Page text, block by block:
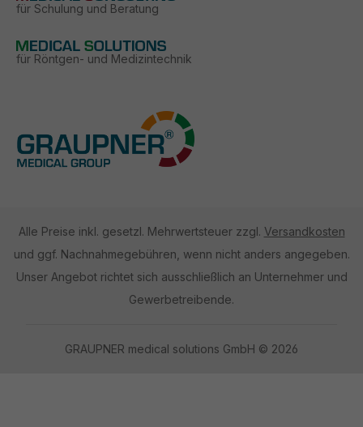
für Schulung und Beratung
für Röntgen- und Medizintechnik
Alle Preise inkl. gesetzl. Mehrwertsteuer zzgl. Versandkosten
und ggf. Nachnahmegebühren, wenn nicht anders angegeben.
Unser Angebot richtet sich ausschließlich an Unternehmer und
Gewerbetreibende.
GRAUPNER medical solutions GmbH © 2026